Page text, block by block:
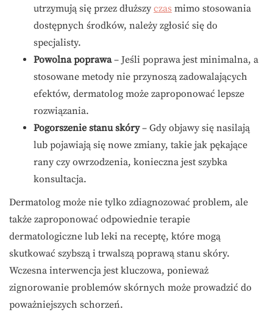
utrzymują się przez dłuższy czas mimo stosowania
dostępnych środków, należy zgłosić się do
specjalisty.
Powolna poprawa– Jeśli poprawa jest minimalna, a
stosowane metody nie przynoszą zadowalających
efektów, dermatolog może zaproponować lepsze
rozwiązania.
Pogorszenie stanu skóry– Gdy objawy się nasilają
lub pojawiają się nowe zmiany, takie jak pękające
rany czy owrzodzenia, konieczna jest szybka
konsultacja.
Dermatolog może nie tylko zdiagnozować problem, ale
także zaproponować odpowiednie terapie
dermatologiczne lub leki na receptę, które mogą
skutkować szybszą i trwalszą poprawą stanu skóry.
Wczesna interwencja jest kluczowa, ponieważ
zignorowanie problemów skórnych może prowadzić do
poważniejszych schorzeń.